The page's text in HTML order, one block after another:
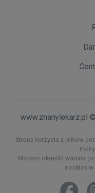
www.znanylekarz.pl
Strona korzysta z plików
Możesz określić warunki
cookies w